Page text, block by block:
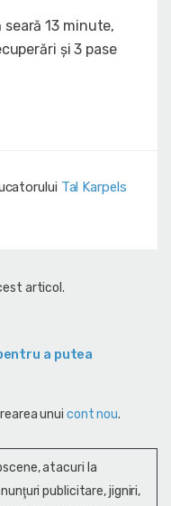
13 minute,
și 3 pase
Tal Karpels
articol.
a putea
unui cont nou.
atacuri la
publicitare, jigniri,